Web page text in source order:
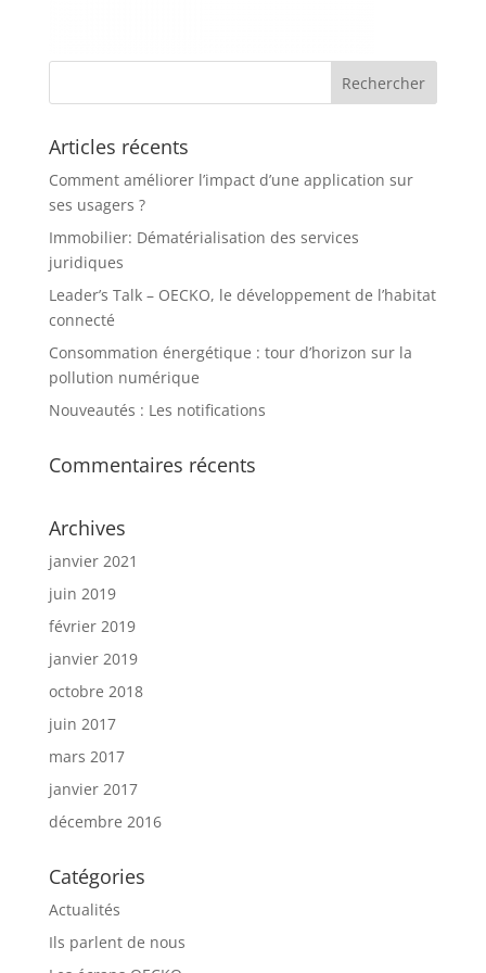
Articles récents
Comment améliorer l’impact d’une application sur
ses usagers ?
Immobilier: Dématérialisation des services
juridiques
Leader’s Talk – OECKO, le développement de l’habitat
connecté
Consommation énergétique : tour d’horizon sur la
pollution numérique
Nouveautés : Les notifications
Commentaires récents
Archives
janvier 2021
juin 2019
février 2019
janvier 2019
octobre 2018
juin 2017
mars 2017
janvier 2017
décembre 2016
Catégories
Actualités
Ils parlent de nous